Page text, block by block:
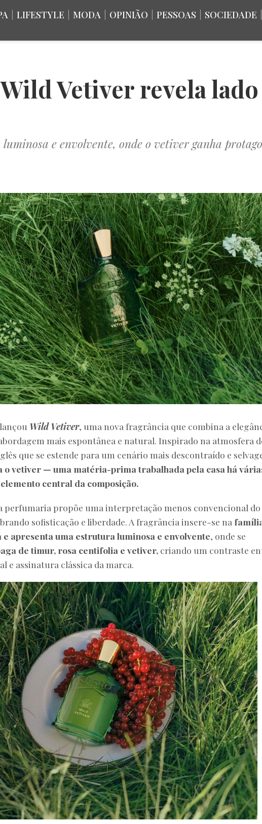
LIFESTYLE MODA OPINIÃO PESSOAS SOCIEDADE
Vetiver revela
e envolvente, onde o vetiver ganha
lançou Wild Vetiver, uma nova fragrância que combina a
mais espontânea e natural. Inspirado na atmosfera
que se estende para um cenário mais descontraído e
o vetiver — uma matéria-prima trabalhada pela casa há
central da composição.
perfumaria propõe uma interpretação menos convencional do
sofisticação e liberdade. A fragrância insere-se na
apresenta uma estrutura luminosa e envolvente, onde se
de timur, rosa centifolia e vetiver, criando um contraste
e assinatura clássica da marca.